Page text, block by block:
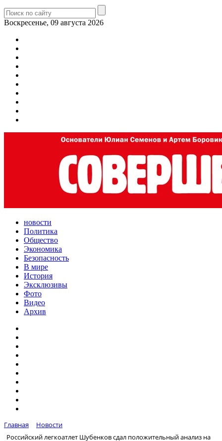
Воскресенье, 09 августа 2026
новости
Политика
Общество
Экономика
Безопасность
В мире
История
Эксклюзивы
Фото
Видео
Архив
Главная
Новости
Российский легкоатлет Шубенков сдал положительный анализ на